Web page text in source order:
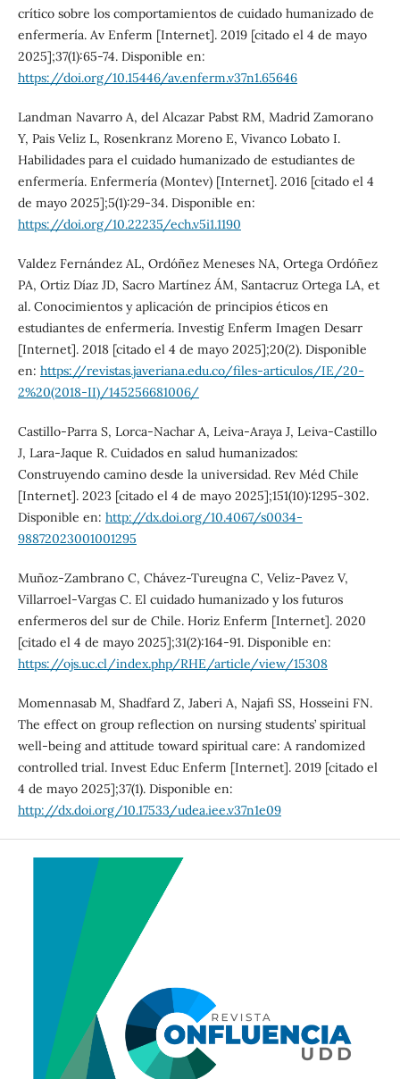
crítico sobre los comportamientos de cuidado humanizado de
enfermería. Av Enferm [Internet]. 2019 [citado el 4 de mayo
2025];37(1):65-74. Disponible en:
https://doi.org/10.15446/av.enferm.v37n1.65646
Landman Navarro A, del Alcazar Pabst RM, Madrid Zamorano
Y, Pais Veliz L, Rosenkranz Moreno E, Vivanco Lobato I.
Habilidades para el cuidado humanizado de estudiantes de
enfermería. Enfermería (Montev) [Internet]. 2016 [citado el 4
de mayo 2025];5(1):29-34. Disponible en:
https://doi.org/10.22235/ech.v5i1.1190
Valdez Fernández AL, Ordóñez Meneses NA, Ortega Ordóñez
PA, Ortiz Díaz JD, Sacro Martínez ÁM, Santacruz Ortega LA, et
al. Conocimientos y aplicación de principios éticos en
estudiantes de enfermería. Investig Enferm Imagen Desarr
[Internet]. 2018 [citado el 4 de mayo 2025];20(2). Disponible
en: https://revistas.javeriana.edu.co/files-articulos/IE/20-
2%20(2018-II)/145256681006/
Castillo-Parra S, Lorca-Nachar A, Leiva-Araya J, Leiva-Castillo
J, Lara-Jaque R. Cuidados en salud humanizados:
Construyendo camino desde la universidad. Rev Méd Chile
[Internet]. 2023 [citado el 4 de mayo 2025];151(10):1295-302.
Disponible en: http://dx.doi.org/10.4067/s0034-
98872023001001295
Muñoz-Zambrano C, Chávez-Tureugna C, Veliz-Pavez V,
Villarroel-Vargas C. El cuidado humanizado y los futuros
enfermeros del sur de Chile. Horiz Enferm [Internet]. 2020
[citado el 4 de mayo 2025];31(2):164-91. Disponible en:
https://ojs.uc.cl/index.php/RHE/article/view/15308
Momennasab M, Shadfard Z, Jaberi A, Najafi SS, Hosseini FN.
The effect on group reflection on nursing students’ spiritual
well-being and attitude toward spiritual care: A randomized
controlled trial. Invest Educ Enferm [Internet]. 2019 [citado el
4 de mayo 2025];37(1). Disponible en:
http://dx.doi.org/10.17533/udea.iee.v37n1e09